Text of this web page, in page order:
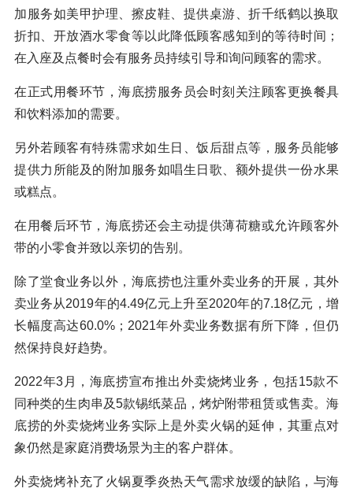
加服务如美甲护理、擦皮鞋、提供桌游、折千纸鹤以换取
折扣、开放酒水零食等以此降低顾客感知到的等待时间；
在入座及点餐时会有服务员持续引导和询问顾客的需求。
在正式用餐环节，海底捞服务员会时刻关注顾客更换餐具
和饮料添加的需要。
另外若顾客有特殊需求如生日、饭后甜点等，服务员能够
提供力所能及的附加服务如唱生日歌、额外提供一份水果
或糕点。
在用餐后环节，海底捞还会主动提供薄荷糖或允许顾客外
带的小零食并致以亲切的告别。
除了堂食业务以外，海底捞也注重外卖业务的开展，其外
卖业务从2019年的4.49亿元上升至2020年的7.18亿元，增
长幅度高达60.0%；2021年外卖业务数据有所下降，但仍
然保持良好趋势。
2022年3月，海底捞宣布推出外卖烧烤业务，包括15款不
同种类的生肉串及5款锡纸菜品，烤炉附带租赁或售卖。海
底捞的外卖烧烤业务实际上是外卖火锅的延伸，其重点对
象仍然是家庭消费场景为主的客户群体。
外卖烧烤补充了火锅夏季炎热天气需求放缓的缺陷，与海